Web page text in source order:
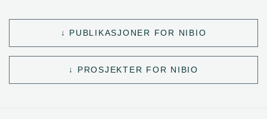
PUBLIKASJONER FOR NIBIO
PROSJEKTER FOR NIBIO